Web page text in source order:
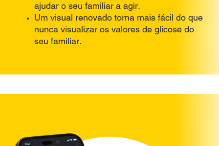
ajudar o seu familiar a agir.
Um visual renovado torna mais fácil do que
nunca visualizar os valores de glicose do
seu familiar.